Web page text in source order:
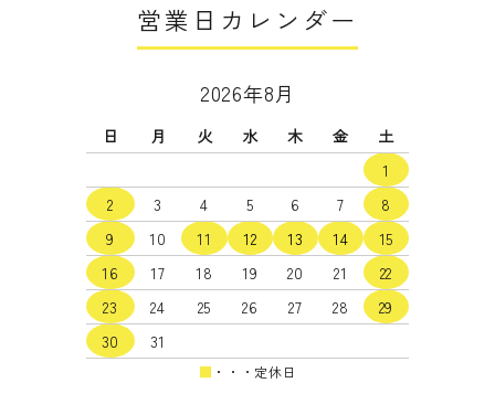
営業日カレンダー
2026年8月
日 月 火 水 木 金
土
1
2
3 4 5 6 7
8
9
10 11 12 13 14
15
16
17 18 19 20 21
22
23
24 25 26 27 28
29
30
31
■ ・・・定休日